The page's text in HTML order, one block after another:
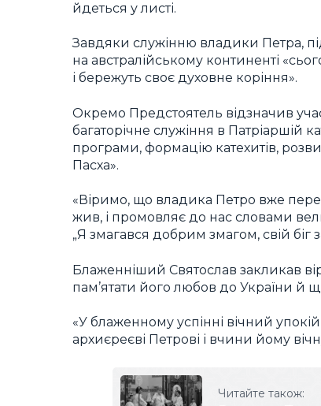
йдеться у листі.
Завдяки служінню владики Петра,
на австралійському континенті
і бережуть своє духовне коріння».
Окремо Предстоятель відзначив
багаторічне служіння в Патріаршій
програми, формацію катехитів,
Пасха».
«Віримо, що владика Петро вже
жив, і промовляє до нас словами
„Я змагався добрим змагом, свій біг
Блаженніший Святослав закликав
пам’ятати його любов до України й
«У блаженному успінні вічний
архиєреєві Петрові і вчини йому
Читайте також: